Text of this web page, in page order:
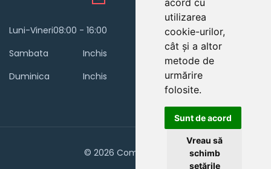
acord cu
utilizarea
cookie-urilor,
cât și a altor
metode de
urmărire
folosite.
Sunt de acord
Vreau să
schimb
setările
Luni-Vineri08:00 - 16:00
Sambata
Inchis
Duminica
Inchis
© 2026 Comuna Borlești